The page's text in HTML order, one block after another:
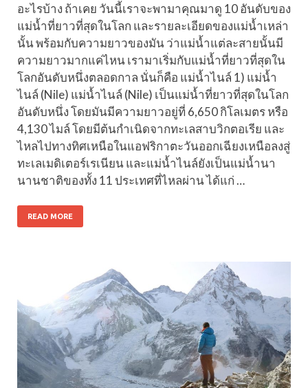
อะไรบ้าง ถ้าเคย วันนี้เราจะพามาคุณมาดู 10 อันดับของ
แม่น้ำที่ยาวที่สุดในโลก และรายละเอียดของแม่น้ำเหล่า
นั้น พร้อมกับความยาวของมัน ว่าแม่น้ำแต่ละสายนั้นมี
ความยาวมากแค่ไหน เรามาเริ่มกับแม่น้ำที่ยาวที่สุดใน
โลกอันดับหนึ่งตลอดกาล นั่นก็คือ แม่น้ำไนล์ 1) แม่น้ำ
ไนล์ (Nile) แม่น้ำไนล์ (Nile) เป็นแม่น้ำที่ยาวที่สุดในโลก
อันดับหนึ่ง โดยมันมีความยาวอยู่ที่ 6,650 กิโลเมตร หรือ
4,130 ไมล์ โดยมีต้นกำเนิดจากทะเลสาบวิกตอเรีย และ
ไหลไปทางทิศเหนือในแอฟริกาตะวันออกเฉียงเหนือลงสู่
ทะเลเมดิเตอร์เรเนียน และแม่น้ำไนล์ยังเป็นแม่น้ำนา
นานชาติของทั้ง 11 ประเทศที่ไหลผ่าน ได้แก่ …
READ MORE